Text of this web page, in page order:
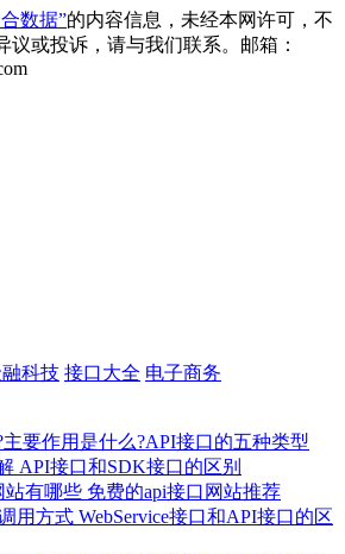
数据”的内容信息，未经本网许可，不
议或投诉，请与我们联系。邮箱：
科技 接口大全 电子商务
要作用是什么?API接口的五种类型
API接口和SDK接口的区别
站有哪些 免费的api接口网站推荐
用方式 WebService接口和API接口的区